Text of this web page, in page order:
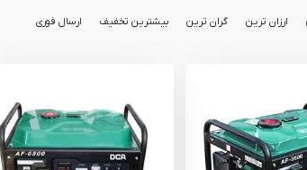
ارزان ترین گران ترین بیشترین تخفیف ارسال فوری